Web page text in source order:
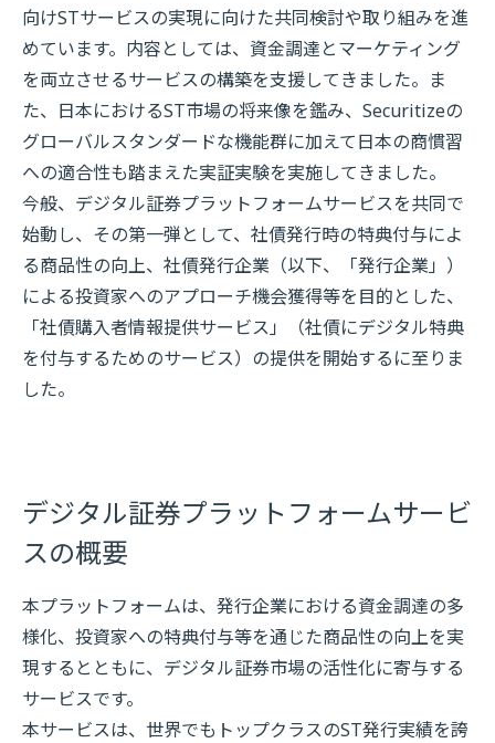
向けSTサービスの実現に向けた共同検討や取り組みを進
めています。内容としては、資金調達とマーケティング
を両立させるサービスの構築を支援してきました。ま
た、日本におけるST市場の将来像を鑑み、Securitizeの
グローバルスタンダードな機能群に加えて日本の商慣習
への適合性も踏まえた実証実験を実施してきました。
今般、デジタル証券プラットフォームサービスを共同で
始動し、その第一弾として、社債発行時の特典付与によ
る商品性の向上、社債発行企業（以下、「発行企業」）
による投資家へのアプローチ機会獲得等を目的とした、
「社債購入者情報提供サービス」（社債にデジタル特典
を付与するためのサービス）の提供を開始するに至りま
した。
デジタル証券プラットフォームサービ
スの概要
本プラットフォームは、発行企業における資金調達の多
様化、投資家への特典付与等を通じた商品性の向上を実
現するとともに、デジタル証券市場の活性化に寄与する
サービスです。
本サービスは、世界でもトップクラスのST発行実績を誇